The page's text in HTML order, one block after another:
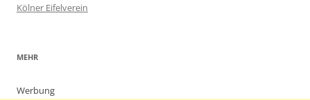
Kölner Eifelverein
MEHR
Werbung